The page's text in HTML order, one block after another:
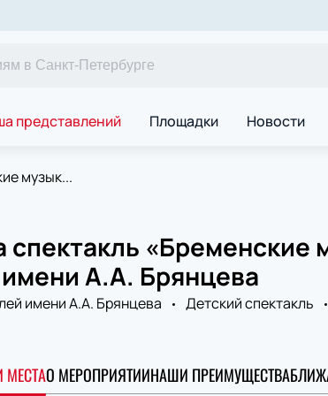
представлений Площадки Новости
музык...
спектакль «Бременские
А.А. Брянцева
имени А.А. Брянцева Детский спектакль
О МЕРОПРИЯТИИНАШИ ПРЕИМУЩЕСТВА